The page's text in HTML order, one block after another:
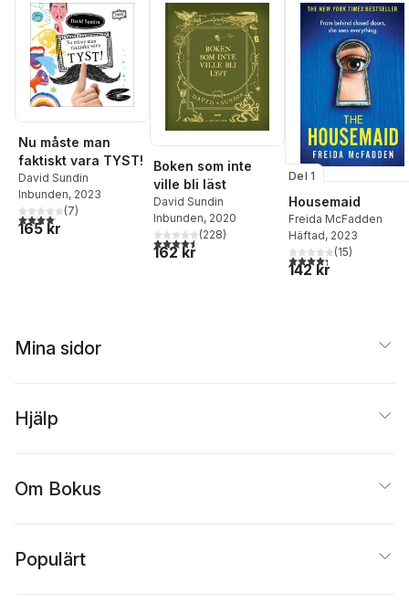
Nu måste man
faktiskt vara TYST!
David Sundin
Inbunden, 2023
4,1utav 5 stjärnor. Totalt antal röster:
(7)
165 kr
Boken som inte
ville bli läst
David Sundin
Inbunden, 2020
4,5utav 5 stjärnor. Totalt antal röster:
(228)
162 kr
Del 1
Housemaid
Freida McFadden
Häftad, 2023
4,3utav 5 stjärnor.
(15)
142 kr
Mina sidor
Hjälp
Om Bokus
Populärt